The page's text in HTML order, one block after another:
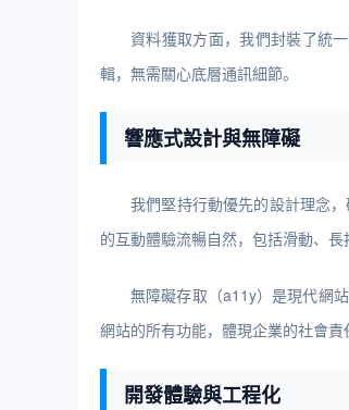
資料獲取方面，我們封裝了統
輯，無需關心底層通訊細節。
響應式設計與無障礙
我們堅持行動優先的設計理念
的互動體驗流暢自然，包括滑動、長
無障礙存取（a11y）是現代網
網站的所有功能，體現企業的社會責
開發體驗與工程化